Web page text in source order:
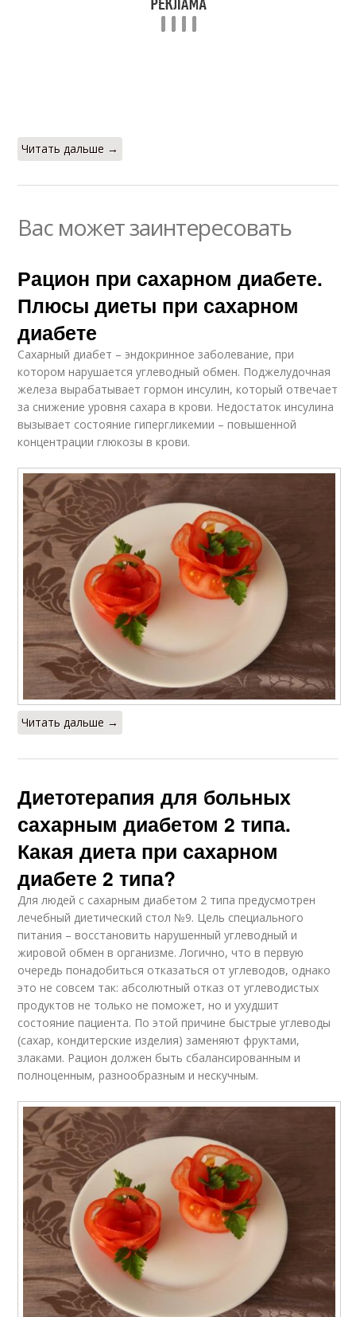
Читать дальше →
Вас может заинтересовать
Рацион при сахарном диабете.
Плюсы диеты при сахарном
диабете
Сахарный диабет – эндокринное заболевание, при
котором нарушается углеводный обмен. Поджелудочная
железа вырабатывает гормон инсулин, который отвечает
за снижение уровня сахара в крови. Недостаток инсулина
вызывает состояние гипергликемии – повышенной
концентрации глюкозы в крови.
Читать дальше →
Диетотерапия для больных
сахарным диабетом 2 типа.
Какая диета при сахарном
диабете 2 типа?
Для людей с сахарным диабетом 2 типа предусмотрен
лечебный диетический стол №9. Цель специального
питания – восстановить нарушенный углеводный и
жировой обмен в организме. Логично, что в первую
очередь понадобиться отказаться от углеводов, однако
это не совсем так: абсолютный отказ от углеводистых
продуктов не только не поможет, но и ухудшит
состояние пациента. По этой причине быстрые углеводы
(сахар, кондитерские изделия) заменяют фруктами,
злаками. Рацион должен быть сбалансированным и
полноценным, разнообразным и нескучным.